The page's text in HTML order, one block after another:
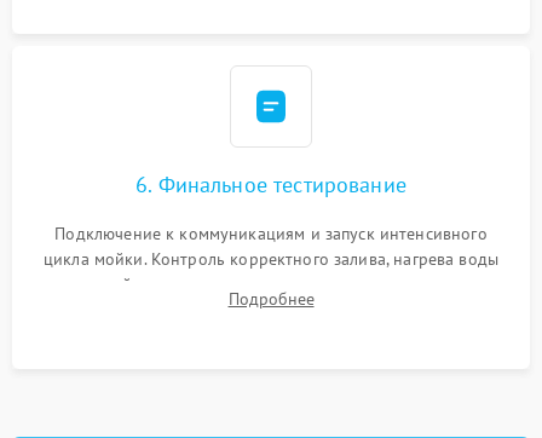
6. Финальное тестирование
Подключение к коммуникациям и запуск интенсивного
цикла мойки. Контроль корректного залива, нагрева воды
до нужной температуры, отсутствия посторонних шумов,
штатного слива и абсолютной сухости в поддоне.
Подробнее